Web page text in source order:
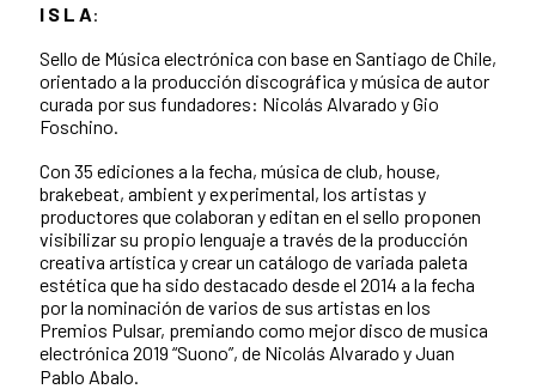
I S L A:
Sello de Música electrónica con base en Santiago de Chile,
orientado a la producción discográfica y música de autor
curada por sus fundadores: Nicolás Alvarado y Gio
Foschino.
Con 35 ediciones a la fecha, música de club, house,
brakebeat, ambient y experimental, los artistas y
productores que colaboran y editan en el sello proponen
visibilizar su propio lenguaje a través de la producción
creativa artística y crear un catálogo de variada paleta
estética que ha sido destacado desde el 2014 a la fecha
por la nominación de varios de sus artistas en los
Premios Pulsar, premiando como mejor disco de musica
electrónica 2019 “Suono”, de Nicolás Alvarado y Juan
Pablo Abalo.